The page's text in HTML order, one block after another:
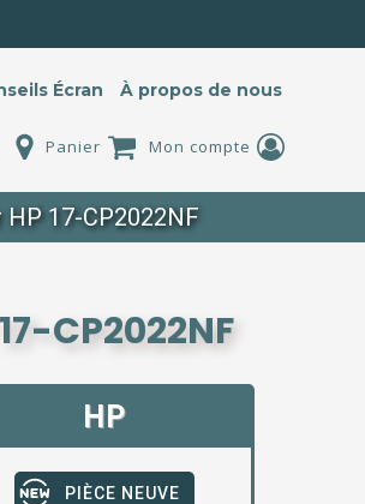
Écran À propos de nous
Panier Mon compte
17-CP2022NF
CP2022NF
HP
PIÈCE NEUVE